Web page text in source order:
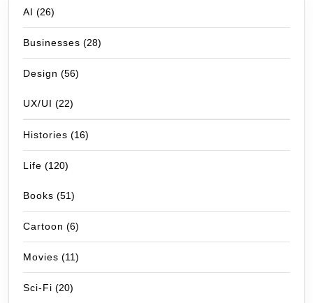
AI (26)
Businesses (28)
Design (56)
UX/UI (22)
Histories (16)
Life (120)
Books (51)
Cartoon (6)
Movies (11)
Sci-Fi (20)